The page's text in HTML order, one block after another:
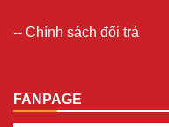
-- Chính sách đổi trả
FANPAGE